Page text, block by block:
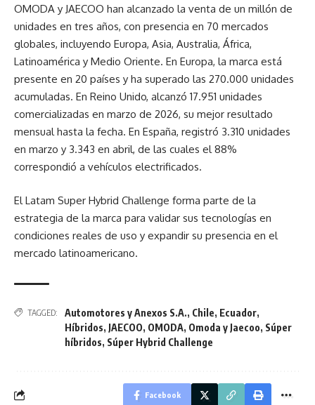
OMODA y JAECOO han alcanzado la venta de un millón de
unidades en tres años, con presencia en 70 mercados
globales, incluyendo Europa, Asia, Australia, África,
Latinoamérica y Medio Oriente. En Europa, la marca está
presente en 20 países y ha superado las 270.000 unidades
acumuladas. En Reino Unido, alcanzó 17.951 unidades
comercializadas en marzo de 2026, su mejor resultado
mensual hasta la fecha. En España, registró 3.310 unidades
en marzo y 3.343 en abril, de las cuales el 88%
correspondió a vehículos electrificados.
El Latam Super Hybrid Challenge forma parte de la
estrategia de la marca para validar sus tecnologías en
condiciones reales de uso y expandir su presencia en el
mercado latinoamericano.
TAGGED: Automotores y Anexos S.A., Chile, Ecuador,
Híbridos, JAECOO, OMODA, Omoda y Jaecoo, Súper
híbridos, Súper Hybrid Challenge
Facebook